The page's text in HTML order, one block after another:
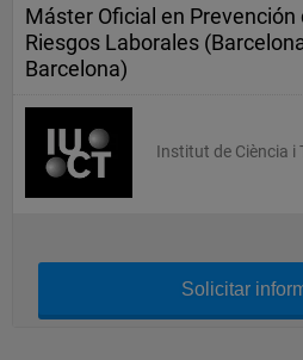
Máster Oficial en Prevención
Riesgos Laborales
Barcelona)
Institut de Ciència i
Solicitar